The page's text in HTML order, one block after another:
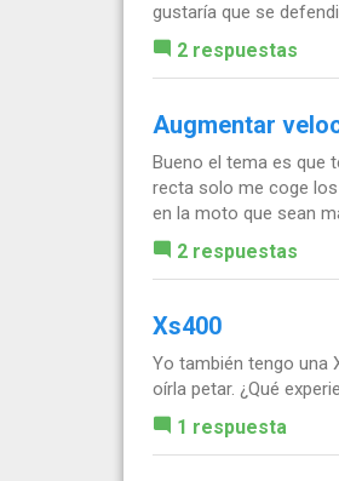
gustaría que se
2 respuestas
Augmentar
Bueno el tema es que
recta solo me coge
en la moto que sean
2 respuestas
Xs400
Yo también tengo una
oírla petar. ¿Qué
1 respuesta